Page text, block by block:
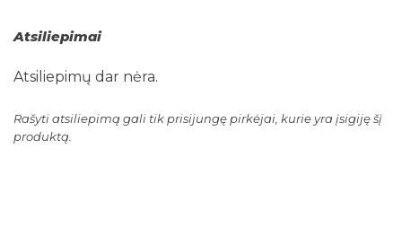
Atsiliepimai
Atsiliepimų dar nėra.
Rašyti atsiliepimą gali tik prisijungę pirkėjai, kurie yra įsigiję šį
produktą.